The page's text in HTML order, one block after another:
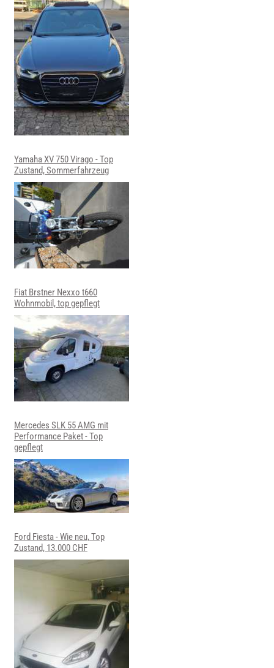
Yamaha XV 750 Virago - Top
Zustand, Sommerfahrzeug
Fiat Brstner Nexxo t660
Wohnmobil, top gepflegt
Mercedes SLK 55 AMG mit
Performance Paket - Top
gepflegt
Ford Fiesta - Wie neu, Top
Zustand, 13.000 CHF